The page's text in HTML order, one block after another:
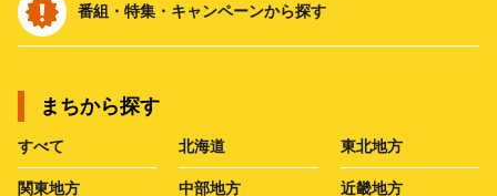
番組・特集・キャンペーンから探す
まちから探す
すべて 北海道 東北地方
関東地方 中部地方 近畿地方